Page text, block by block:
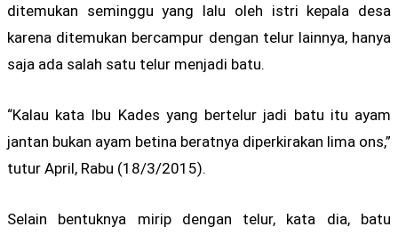
ditemukan seminggu yang lalu oleh istri kepala desa
karena ditemukan bercampur dengan telur lainnya, hanya
saja ada salah satu telur menjadi batu.
“Kalau kata Ibu Kades yang bertelur jadi batu itu ayam
jantan bukan ayam betina beratnya diperkirakan lima ons,”
tutur April, Rabu (18/3/2015).
Selain bentuknya mirip dengan telur, kata dia, batu